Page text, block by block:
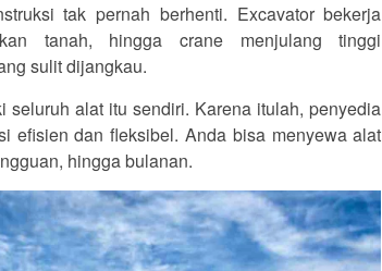
tak pernah berhenti. Excavator bekerja
tanah, hingga crane menjulang tinggi
sulit dijangkau.
seluruh alat itu sendiri. Karena itulah, penyedia
efisien dan fleksibel. Anda bisa menyewa alat
hingga bulanan.